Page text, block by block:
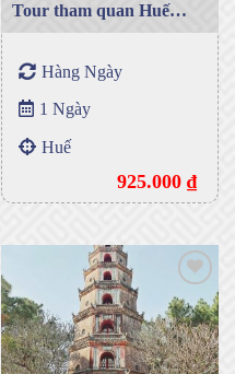
Tour tham quan Huế
trong ngày
925.000₫
Hàng Ngày
1 Ngày
Huế
Add to
wishlist